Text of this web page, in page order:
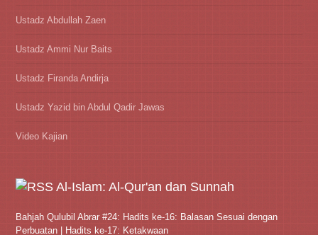
Ustadz Abdullah Zaen
Ustadz Ammi Nur Baits
Ustadz Firanda Andirja
Ustadz Yazid bin Abdul Qadir Jawas
Video Kajian
Al-Islam: Al-Qur'an dan Sunnah
Bahjah Qulubil Abrar #24: Hadits ke-16: Balasan Sesuai dengan
Perbuatan | Hadits ke-17: Ketakwaan